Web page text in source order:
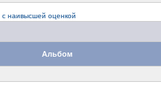
наивысшей оценкой
Альбом